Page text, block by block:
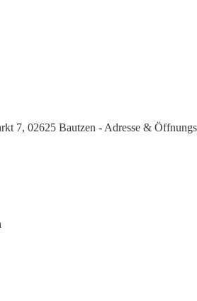
7, 02625 Bautzen - Adresse &